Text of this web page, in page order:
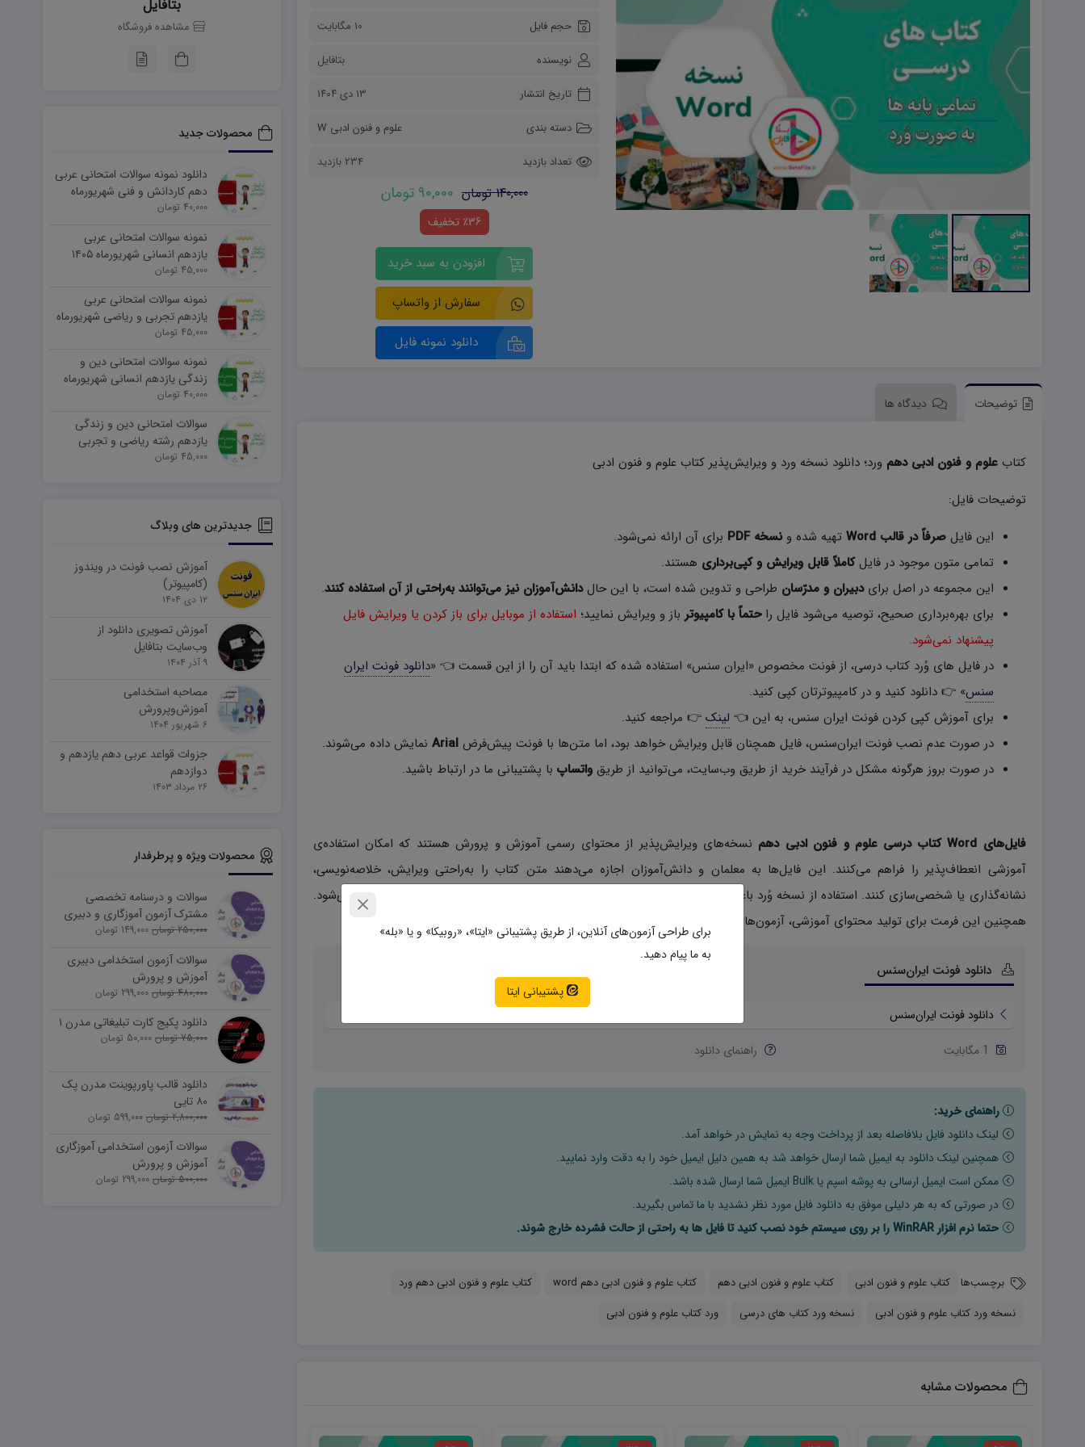
دفاعی دهم
هویت اجتماعی
تاریخ معاصر ایران W
آمادگی دفاعی دهم W
تفکر و سواد رسانه ای D
آمادگی دفاعی ۱۰ D
حجم فایل
10 مگابایت
نویسنده
بتافایل
تاریخ انتشار
۱۳ دی ۱۴۰۴
دسته بندی
علوم و فنون ادبی W
تعداد بازدید
234 بازدید
140,000 تومان 90,000 تومان
٪36 تخفیف
افزودن به سبد خرید
سفارش از واتساپ
دانلود نمونه فایل
توضیحات دیدگاه ها
کتابعلوم و فنون ادبی دهمورد؛ دانلود نسخه ورد و ویرایش‌پذیر کتاب علوم و فنون ادبی
توضیحات فایل:
این فایلصرفاً در قالب Word تهیه شده ونسخه PDF
برای آن ارائه نمی‌شود.
تمامی متون موجود در فایلکاملاً قابل ویرایش و کپی‌برداری هستند.
این مجموعه در اصل برایدبیران و مدرّسان طراحی و تدوین شده است، با این حالدانش‌آموزان نیز می‌توانند به‌راحتی از آن استفاده کنند.
برای بهره‌برداری صحیح، توصیه می‌شود فایل راحتماً با کامپیوترباز و ویرایش نمایید؛ استفاده از موبایل برای باز کردن یا ویرایش فایل
پیشنهاد نمی‌شود.
در فایل های وُرد کتاب درسی، از فونت مخصوص «ایران سنس» استفاده شده که ابتدا باید آن را از این قسمت 👈 «دانلود فونت ایران
سنس» 👉 دانلود کنید و در کامپیوترتان کپی کنید.
برای آموزش کپی کردن فونت ایران سنس، به این 👈 لینک 👉 مراجعه کنید.
در صورت عدم نصب فونت ایران‌سنس، فایل همچنان قابل ویرایش خواهد بود، اما متن‌ها با فونت پیش‌فرضArial نمایش داده می‌شوند.
در صورت بروز هرگونه مشکل در فرآیند خرید از طریق وب‌سایت، می‌توانید از طریقواتساپ با پشتیبانی ما در ارتباط باشید.
فایل‌های Word کتاب‌ درسی علوم و فنون ادبی دهم
نسخه‌های ویرایش‌پذیر از محتوای رسمی آموزش و پرورش هستند که امکان استفاده‌ی
آموزشی انعطاف‌پذیر را فراهم می‌کنند. این فایل‌ها به معلمان و دانش‌آموزان اجازه می‌دهند متن کتاب را به‌راحتی ویرایش، خلاصه‌نویسی،
نشانه‌گذاری یا شخصی‌سازی کنند. استفاده از نسخه وُرد باعث صرفه‌جویی در زمان، سهولت در تهیه جزوه و بهبود فرآیند تدریس و یادگیری می‌شود.
همچنین این فرمت برای تولید محتوای آموزشی، آزمون‌ها و جزوه‌های اختصاصی بسیار کاربردی است.
دانلود فونت ایران‌سنس
دانلود فونت ایران‌سنس
1 مگابایت
راهنمای دانلود
راهنمای خرید:
لینک دانلود فایل بلافاصله بعد از پرداخت وجه به نمایش در خواهد آمد.
همچنین لینک دانلود به ایمیل شما ارسال خواهد شد به همین دلیل ایمیل خود را به دقت وارد نمایید.
ممکن است ایمیل ارسالی به پوشه اسپم یا Bulk ایمیل شما ارسال شده باشد.
در صورتی که به هر دلیلی موفق به دانلود فایل مورد نظر نشدید با ما تماس بگیرید.
حتما نرم افزار WinRAR را بر روی سیستم خود نصب کنید تا فایل ها به راحتی از حالت فشرده خارج شوند.
برچسب‌ها کتاب علوم و فنون ادبی کتاب علوم و فنون ادبی دهم کتاب علوم و فنون ادبی دهم word
کتاب علوم و فنون ادبی دهم ورد
نسخه ورد کتاب علوم و فنون ادبی
نسخه ورد کتاب های درسی ورد کتاب علوم و فنون ادبی
محصولات مشابه
بتافایل
مشاهده فروشگاه
محصولات جدید
دانلود نمونه سوالات امتحانی عربی
دهم کاردانش و فنی شهریورماه
۱۴۰۵ word
40,000 تومان
نمونه سوالات امتحانی عربی
یازدهم انسانی شهریورماه ۱۴۰۵
word
45,000 تومان
نمونه سوالات امتحانی عربی
یازدهم تجربی و ریاضی شهریورماه
۱۴۰۵ word
45,000 تومان
نمونه سوالات امتحانی دین و
زندگی یازدهم انسانی شهریورماه
۱۴۰۵ word
40,000 تومان
سوالات امتحانی دین و زندگی
یازدهم رشته ریاضی و تجربی
شهریورماه ۱۴۰۵ word
45,000 تومان
جدیدترین های وبلاگ
آموزش نصب فونت در ویندوز
(کامپیوتر)
۱۲ دی ۱۴۰۴
آموزش تصویری دانلود از
وب‌سایت بتافایل
۹ آذر ۱۴۰۴
مصاحبه استخدامی
آموزش‌وپرورش
۶ شهریور ۱۴۰۴
جزوات قواعد عربی دهم یازدهم و
دوازدهم
۲۶ مرداد ۱۴۰۳
محصولات ویژه و پرطرفدار
سوالات و درسنامه تخصصی
مشترک آزمون آموزگاری و دبیری
250,000 تومان 149,000 تومان
سوالات آزمون استخدامی دبیری
آموزش و پرورش
480,000 تومان 299,000 تومان
دانلود پکیج کارت تبلیغاتی مدرن ۱
75,000 تومان 50,000 تومان
دانلود قالب پاورپوینت مدرن پک
۸۰ تایی
2,800,000 تومان 599,000 تومان
سوالات آزمون استخدامی آموزگاری
آموزش و پرورش
500,000 تومان 299,000 تومان
برای طراحی آزمون‌های آنلاین، از طریق پشتیبانی «ایتا»، «روبیکا» و یا «بله»
به ما پیام دهید.
پشتیبانی ایتا